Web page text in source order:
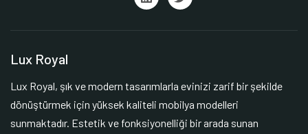
Lux Royal
Lux Royal, şık ve modern tasarımlarla evinizi zarif bir şekilde
dönüştürmek için yüksek kaliteli mobilya modelleri
sunmaktadır. Estetik ve fonksiyonelliği bir arada sunan